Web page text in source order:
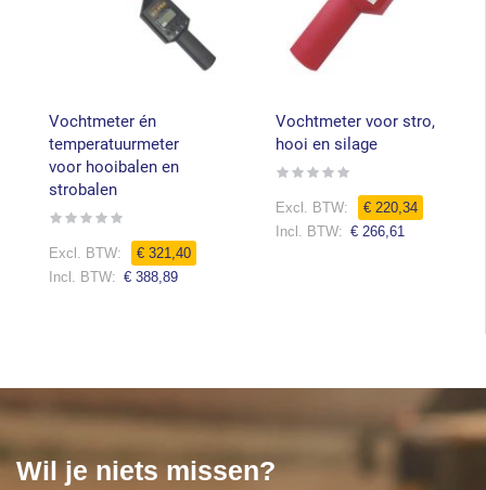
Vochtmeter én
temperatuurmeter
voor hooibalen en
strobalen
Rating:
€ 321,40
€ 388,89
Vochtmeter voor stro,
hooi en silage
Rating:
€ 220,34
€ 266,61
Wil je niets missen?